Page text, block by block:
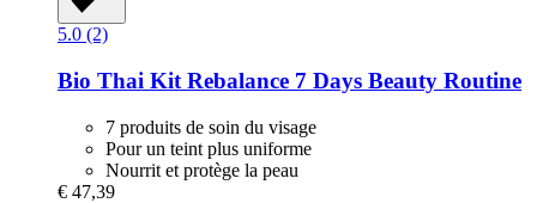
5.0 (2)
Bio Thai Kit Rebalance 7 Days Beauty Routine
7 produits de soin du visage
Pour un teint plus uniforme
Nourrit et protège la peau
€ 47,39